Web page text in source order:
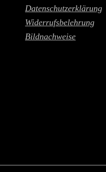
Datenschutzerklärung
Widerrufsbelehrung
Bildnachweise